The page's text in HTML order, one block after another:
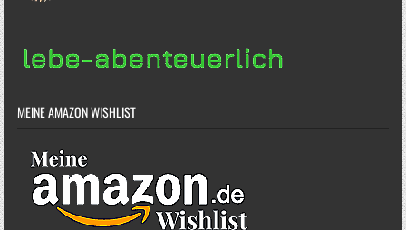
MEINE AMAZON WISHLIST